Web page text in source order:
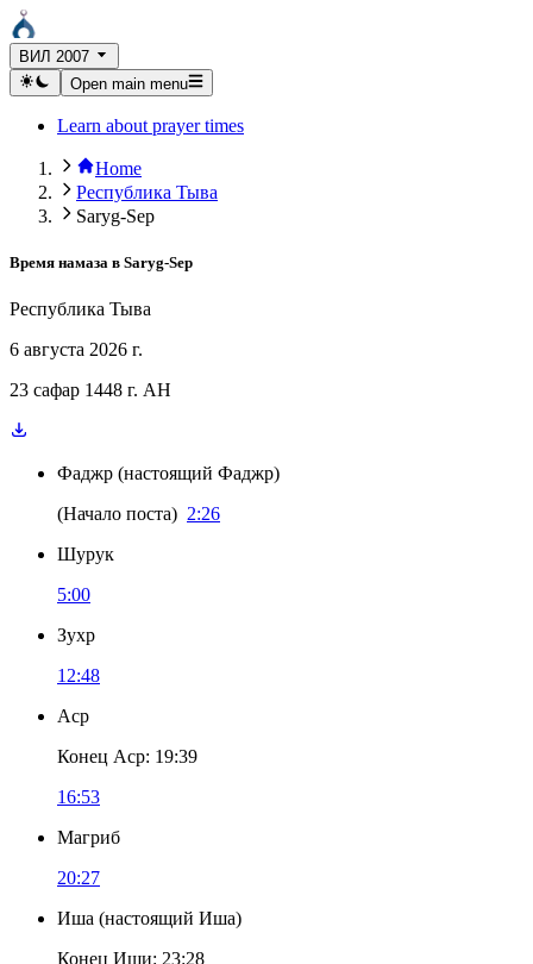
ВИЛ 2007
Open main menu
Learn about prayer times
Home
Республика Тыва
Saryg-Sep
Время намаза в Saryg-Sep
Республика Тыва
6 августа 2026 г.
23 сафар 1448 г. AH
Фаджр (настоящий Фаджр)
(Начало поста) 2:26
Шурук
5:00
Зухр
12:48
Аср
Конец Аср: 19:39
16:53
Магриб
20:27
Иша (настоящий Иша)
Конец Иши: 23:28